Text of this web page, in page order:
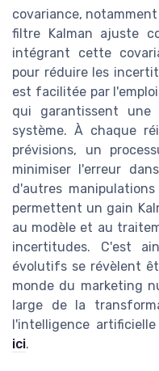
covariance,
filtre Kalman ajuste
intégrant cette
pour réduire les
est facilitée par
qui garantissent
système. À chaque
prévisions, un
minimiser l'erreur
d'autres
permettent un gain
au modèle et au
incertitudes. C'est
évolutifs se révèlent
monde du marketing
large de la
l'intelligence
ici.